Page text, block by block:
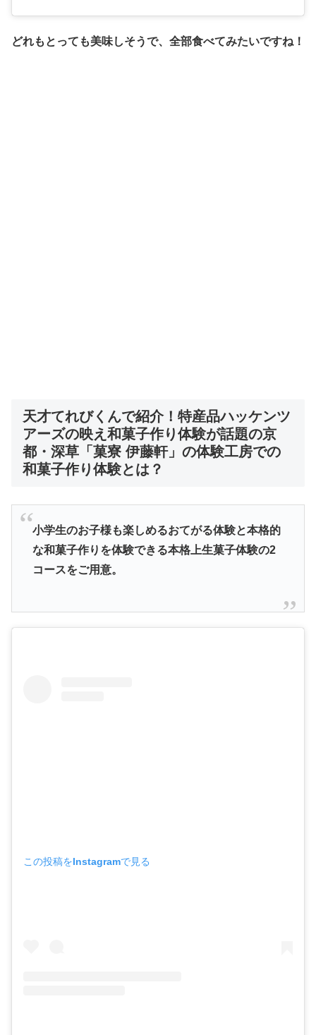
どれもとっても美味しそうで、全部食べてみたいですね！
天才てれびくんで紹介！ 特産品ハッケンツ
アーズの映え和菓子作り体験が話題の京
都・深草「菓寮 伊藤軒」 の体験工房での
和菓子作り体験とは？
小学生のお子様も楽しめるおてがる体験と本格的
な和菓子作りを体験できる本格上生菓子体験の2
コースをご用意。
この投稿をInstagramで見る